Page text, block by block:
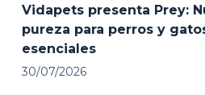
Vidapets presenta Prey:
pureza para perros y
esenciales
30/07/2026